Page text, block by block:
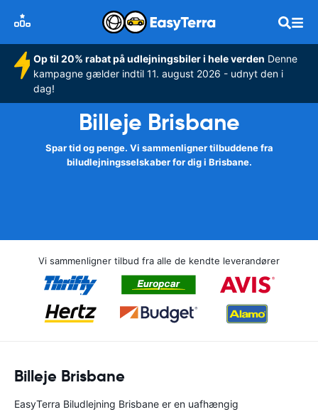
Op til 20% rabat på udlejningsbiler i hele verden Denne
kampagne gælder indtil 11. august 2026 - udnyt den i
dag!
Billeje Brisbane
Spar tid og penge. Vi sammenligner tilbuddene fra
biludlejningsselskaber for dig i Brisbane.
Vi sammenligner tilbud fra alle de kendte leverandører
Billeje Brisbane
EasyTerra Biludlejning Brisbane er en uafhængig